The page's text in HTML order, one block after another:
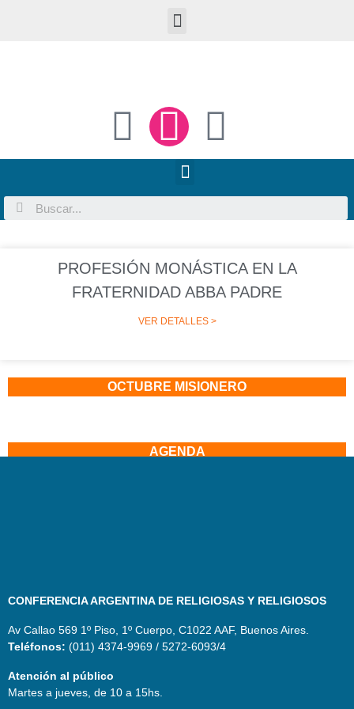
PROFESIÓN MONÁSTICA EN LA
FRATERNIDAD ABBA PADRE
VER DETALLES >
OCTUBRE MISIONERO
AGENDA
CONFERENCIA ARGENTINA DE RELIGIOSAS Y RELIGIOSOS
Av Callao 569 1º Piso, 1º Cuerpo, C1022 AAF, Buenos Aires.
Teléfonos: (011) 4374-9969 / 5272-6093/4
Atención al público
Martes a jueves, de 10 a 15hs.